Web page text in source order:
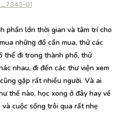
phần lớn thời gian và tâm trí cho
những đồ cần mua, thử các
thể đi trong thành phố, thử
nhau, đi đến các thư viện xem
gặp rất nhiều người. Và ai
thế nào, học xong ở đây hay về
cuộc sống trôi qua rất nhẹ